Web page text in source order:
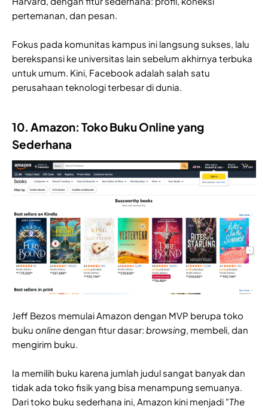
pertemanan, dan pesan.
Fokus pada komunitas kampus ini langsung sukses, lalu
berekspansi ke universitas lain sebelum akhirnya terbuka
untuk umum. Kini, Facebook adalah salah satu
perusahaan teknologi terbesar di dunia.
10. Amazon: Toko Buku Online yang
Sederhana
Jeff Bezos memulai Amazon dengan MVP berupa toko
buku onlinedengan fitur dasar: browsing, membeli, dan
mengirim buku.
Ia memilih buku karena jumlah judul sangat banyak dan
tidak ada toko fisik yang bisa menampung semuanya.
Dari toko buku sederhana ini, Amazon kini menjadi "The